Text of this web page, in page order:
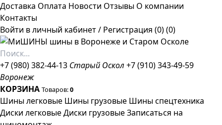
Доставка Оплата Новости Отзывы О компании
Контакты
Войти в личный кабинет/ Регистрация (0)(0)
+7 (980) 382-44-13 Старый Оскол +7 (910) 343-49-59
Воронеж
КОРЗИНА Товаров:0
Шины легковые Шины грузовые Шины спецтехника
Диски легковыеДиски грузовыеЗаписаться на